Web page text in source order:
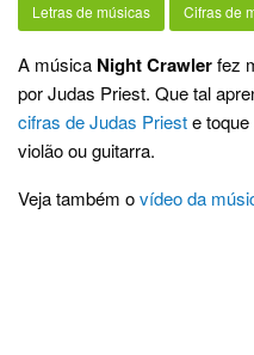
Letras de músicas Cifras de
A música Night Crawlerfez
por Judas Priest. Que tal
cifras de Judas Prieste
violão ou guitarra.
Veja também ovídeo da